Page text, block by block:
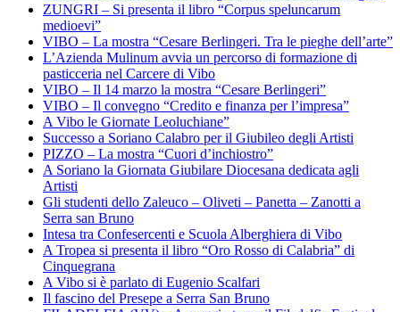
ZUNGRI – Si presenta il libro “Corpus speluncarum
medioevi”
VIBO – La mostra “Cesare Berlingeri. Tra le pieghe dell’arte”
L’Azienda Mulinum avvia un percorso di formazione di
pasticceria nel Carcere di Vibo
VIBO – Il 14 marzo la mostra “Cesare Berlingeri”
VIBO – Il convegno “Credito e finanza per l’impresa”
A Vibo le Giornate Leoluchiane”
Successo a Soriano Calabro per il Giubileo degli Artisti
PIZZO – La mostra “Cuori d’inchiostro”
A Soriano la Giornata Giubilare Diocesana dedicata agli
Artisti
Gli studenti dello Zaleuco – Oliveti – Panetta – Zanotti a
Serra san Bruno
Intesa tra Confesercenti e Scuola Alberghiera di Vibo
A Tropea si presenta il libro “Oro Rosso di Calabria” di
Cinquegrana
A Vibo si è parlato di Eugenio Scalfari
Il fascino del Presepe a Serra San Bruno